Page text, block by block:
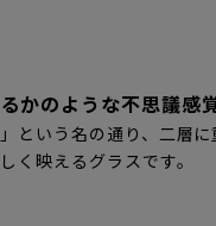
かのような不思議感
という名の通り、二層
く映えるグラスです。